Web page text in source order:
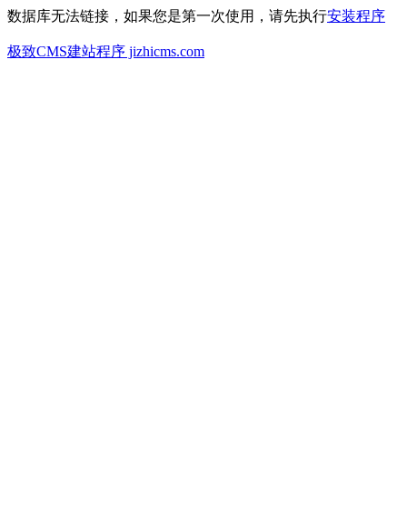
数据库无法链接，如果您是第一次使用，请先执行安装程序
极致CMS建站程序 jizhicms.com